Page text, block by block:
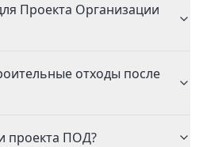
Проекта Организации
отходы после
проекта ПОД?